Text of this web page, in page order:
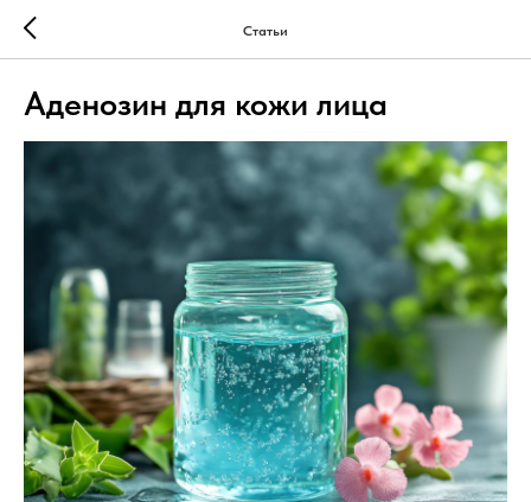
Статьи
Аденозин для кожи лица